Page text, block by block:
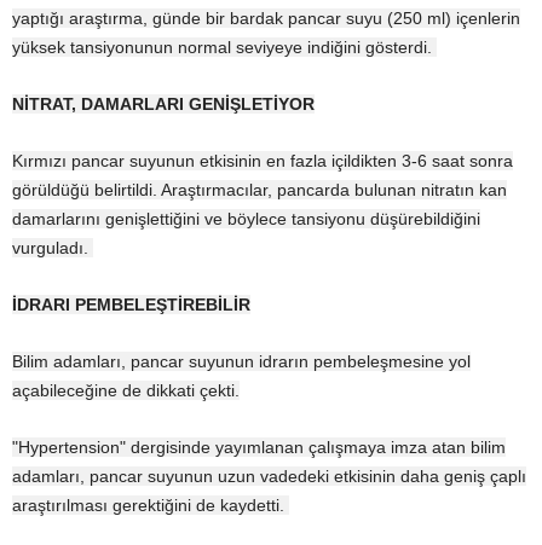
yaptığı araştırma, günde bir bardak pancar suyu (250 ml) içenlerin
yüksek tansiyonunun normal seviyeye indiğini gösterdi.
NİTRAT, DAMARLARI GENİŞLETİYOR
Kırmızı pancar suyunun etkisinin en fazla içildikten 3-6 saat sonra
görüldüğü belirtildi. Araştırmacılar, pancarda bulunan nitratın kan
damarlarını genişlettiğini ve böylece tansiyonu düşürebildiğini
vurguladı.
İDRARI PEMBELEŞTİREBİLİR
Bilim adamları, pancar suyunun idrarın pembeleşmesine yol
açabileceğine de dikkati çekti.
"Hypertension" dergisinde yayımlanan çalışmaya imza atan bilim
adamları, pancar suyunun uzun vadedeki etkisinin daha geniş çaplı
araştırılması gerektiğini de kaydetti.